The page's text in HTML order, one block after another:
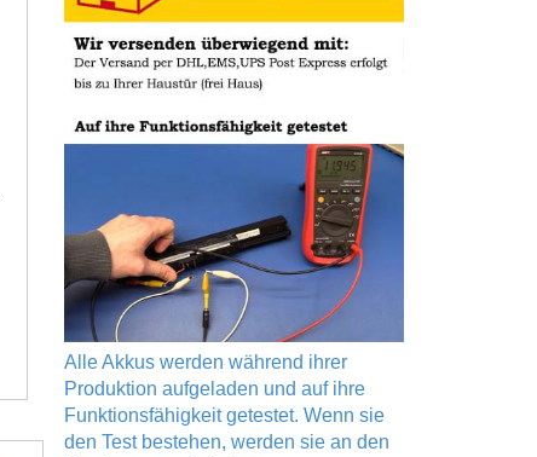
Alle Akkus werden während ihrer
Produktion aufgeladen und auf ihre
Funktionsfähigkeit getestet. Wenn sie
den Test bestehen, werden sie an den